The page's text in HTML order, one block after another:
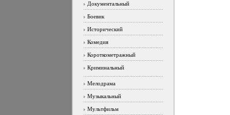
Документальный
Боевик
Исторический
Комедия
Короткометражный
Криминальный
Мелодрама
Музыкальный
Мультфильм